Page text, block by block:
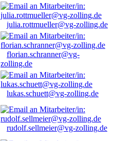
julia.rottmueller@vg-zolling.de
florian.schranner@vg-
zolling.de
lukas.schuett@vg-zolling.de
rudolf.sellmeier@vg-zolling.de